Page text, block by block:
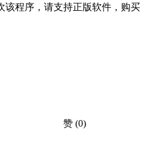
该程序，请支持正版软件，购买
赞 (0)